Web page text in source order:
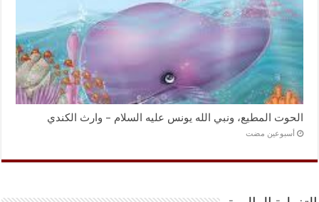
الحوت المطيع، ونبي الله يونس عليه السلام – وارث الكندي
‏أسبوعين مضت